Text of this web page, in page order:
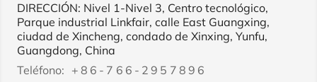
DIRECCIÓN: Nivel 1-Nivel 3, Centro tecnológico,
Parque industrial Linkfair, calle East Guangxing,
ciudad de Xincheng, condado de Xinxing, Yunfu,
Guangdong, China
Teléfono: +86-766-2957896